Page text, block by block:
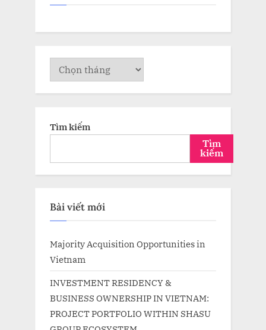
Lưu
trữ
Tìm kiếm
Tìm
kiếm
Bài viết mới
Majority Acquisition Opportunities in
Vietnam
INVESTMENT RESIDENCY &
BUSINESS OWNERSHIP IN VIETNAM:
PROJECT PORTFOLIO WITHIN SHASU